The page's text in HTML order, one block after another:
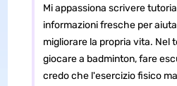
Mi appassiona scrivere
informazioni fresche per
migliorare la propria vita. Nel
giocare a badminton, fare
credo che l'esercizio fisico